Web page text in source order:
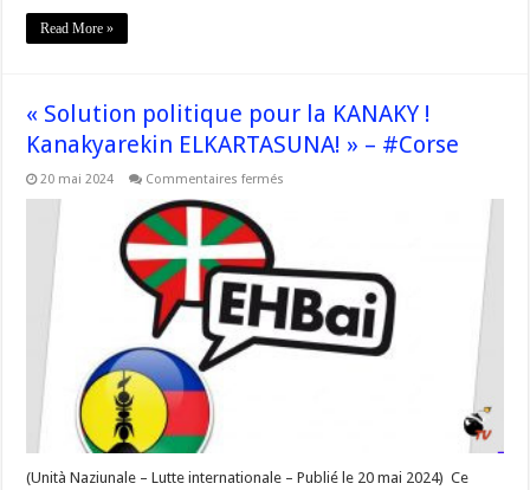
Read More »
« Solution politique pour la KANAKY !
Kanakyarekin ELKARTASUNA! » – #Corse
20 mai 2024 Commentaires fermés
!
Kanakyarekin
ELKARTASUNA! »
–
#Corse
(Unità Naziunale – Lutte internationale – Publié le 20 mai 2024) Ce